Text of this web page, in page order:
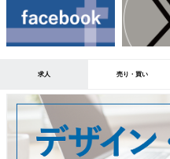
求人 売り・買い